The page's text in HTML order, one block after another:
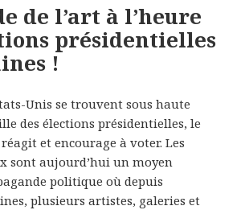
de l’art à l’heure
présidentielles
!
Unis se trouvent sous haute
des élections présidentielles, le
et encourage à voter. Les
sont aujourd’hui un moyen
politique où depuis
plusieurs artistes, galeries et